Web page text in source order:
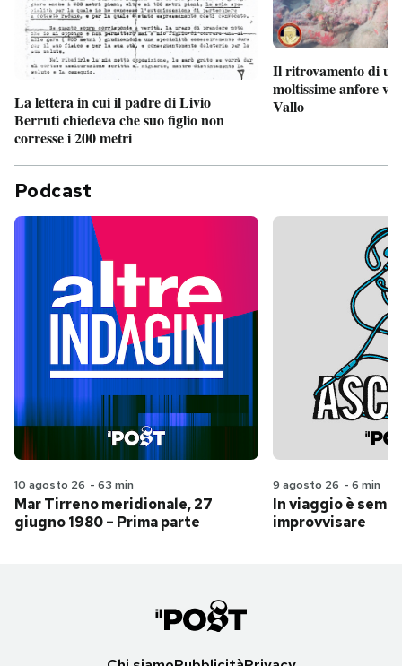
La lettera in cui il padre di Livio
Berruti chiedeva che suo figlio non
corresse i 200 metri
Il ritrovamento di
moltissime anfore
Vallo
Podcast
10 agosto 26 - 63 min
Mar Tirreno meridionale, 27
giugno 1980 – Prima parte
9 agosto 26 - 6 min
In viaggio è
improvvisare